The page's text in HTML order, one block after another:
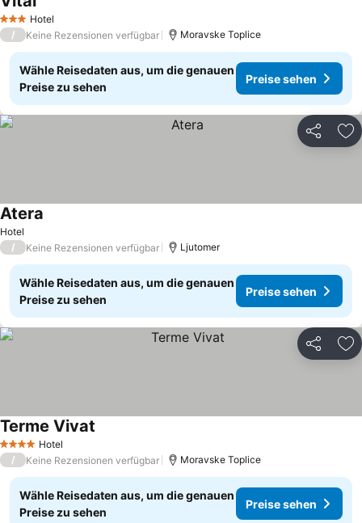
3 SterneHotel
Preise sehen
/ Keine Rezensionen verfügbar Moravske Toplice
Wähle Reisedaten aus, um die genauen
Preise zu sehen
Preise sehen
Teilen
Hotel
Atera
/ Keine Rezensionen verfügbar Ljutomer
Wähle Reisedaten aus, um die genauen
Preise zu sehen
Preise sehen
Teilen
4 Sterne Hotel
Terme Vivat
/ Keine Rezensionen verfügbar Moravske Toplice
Wähle Reisedaten aus, um die genauen
Preise zu sehen
Preise sehen